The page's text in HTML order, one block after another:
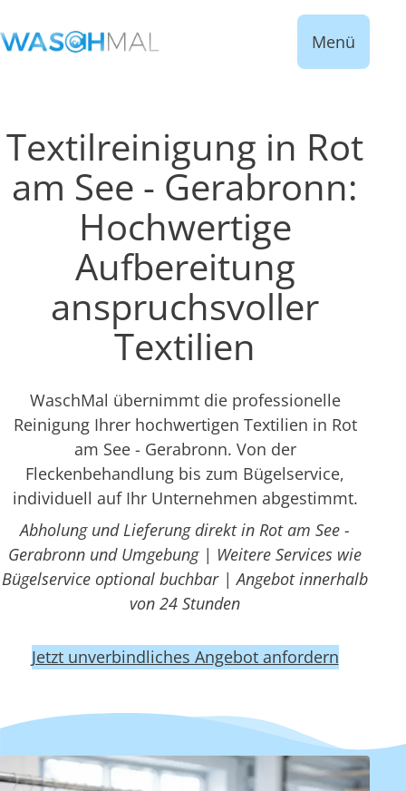
Menü
Textilreinigung in Rot
am See - Gerabronn:
Hochwertige
Aufbereitung
anspruchsvoller
Textilien
WaschMal übernimmt die professionelle
Reinigung Ihrer hochwertigen Textilien in Rot
am See - Gerabronn. Von der
Fleckenbehandlung bis zum Bügelservice,
individuell auf Ihr Unternehmen abgestimmt.
Abholung und Lieferung direkt in Rot am See -
Gerabronn und Umgebung | Weitere Services wie
Bügelservice optional buchbar | Angebot innerhalb
von 24 Stunden
Jetzt unverbindliches Angebot anfordern